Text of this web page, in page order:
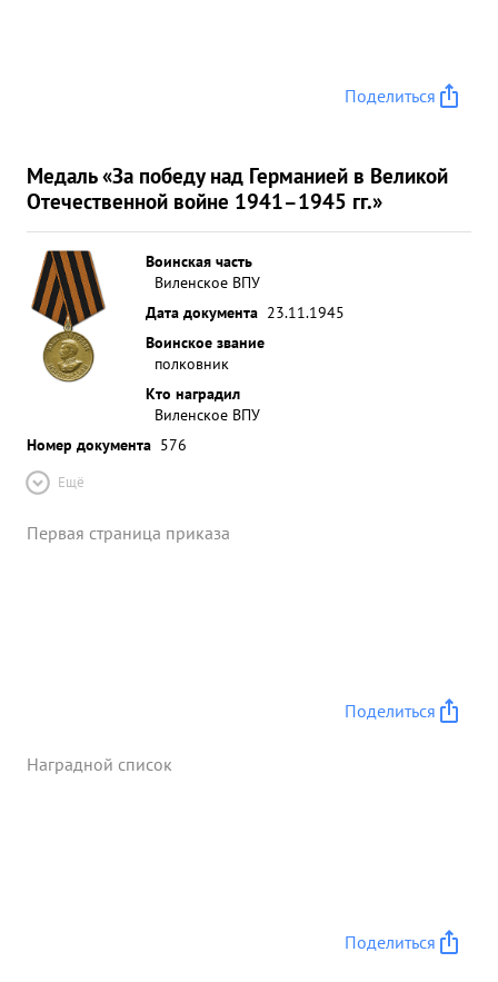
Поделиться
Медаль «За победу над Германией в Великой
Отечественной войне 1941–1945 гг.»
Воинская часть
Виленское ВПУ
Дата документа 23.11.1945
Воинское звание
полковник
Кто наградил
Виленское ВПУ
Номер документа 576
Ещё
Первая страница приказа
Поделиться
Наградной список
Поделиться